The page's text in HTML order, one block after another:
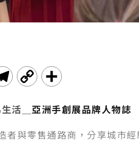
T
l
e
C
p
y
活＿ 亞洲手創展品牌人物誌
者與零售通路商，分享城市